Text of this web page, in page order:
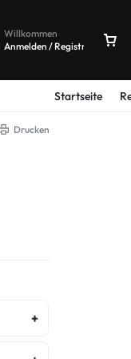
Willkommen
Anmelden / Registrieren
Startseite
Drucken